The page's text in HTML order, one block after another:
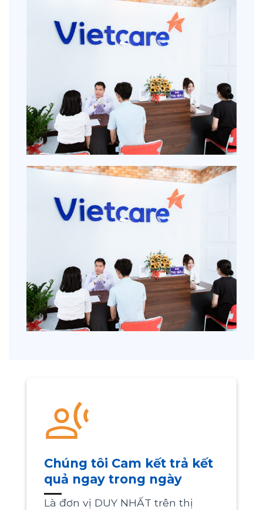
Chúng tôi Cam kết trả kết
quả ngay trong ngày
Là đơn vị DUY NHẤT trên thị